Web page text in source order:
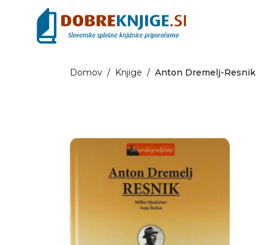
Domov / Knjige / Anton Dremelj-Resnik